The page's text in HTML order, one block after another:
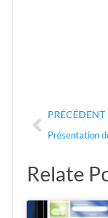
PRÉCÉDENT
Présentation
Relate